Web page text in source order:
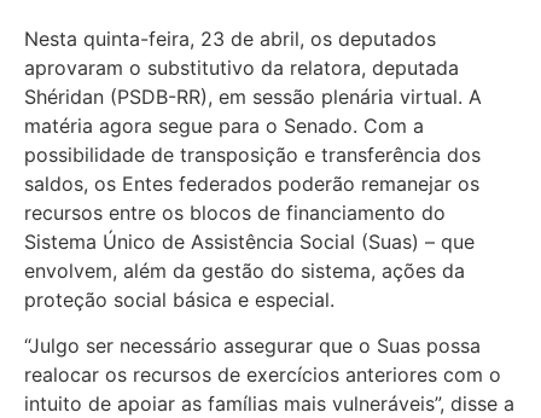
Nesta quinta-feira, 23 de abril, os deputados
aprovaram o substitutivo da relatora, deputada
Shéridan (PSDB-RR), em sessão plenária virtual. A
matéria agora segue para o Senado. Com a
possibilidade de transposição e transferência dos
saldos, os Entes federados poderão remanejar os
recursos entre os blocos de financiamento do
Sistema Único de Assistência Social (Suas) – que
envolvem, além da gestão do sistema, ações da
proteção social básica e especial.
“Julgo ser necessário assegurar que o Suas possa
realocar os recursos de exercícios anteriores com o
intuito de apoiar as famílias mais vulneráveis”, disse a